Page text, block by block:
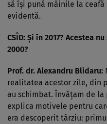
să îşi pună mâinile la
evidentă.
CSÎD: Şi în 2017? Acestea
2000?
Prof. dr. Alexandru Blidaru:
realitatea acestor zile, din
au schimbat. Învăţam de la
explica motivele pentru
era descoperit târziu: